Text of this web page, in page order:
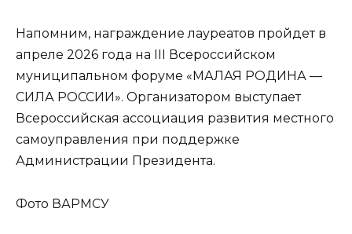
Напомним, награждение лауреатов пройдет в
апреле 2026 года на III Всероссийском
муниципальном форуме «МАЛАЯ РОДИНА —
СИЛА РОССИИ». Организатором выступает
Всероссийская ассоциация развития местного
самоуправления при поддержке
Администрации Президента.
Фото ВАРМСУ